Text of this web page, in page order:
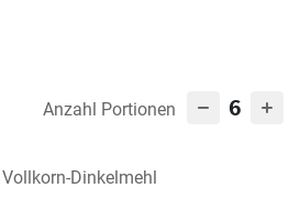
Anzahl Portionen 6
Dinkelmehl